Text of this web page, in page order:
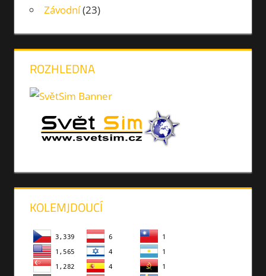
Závodní(23)
ROZHLEDNA
KOLEMJDOUCÍ